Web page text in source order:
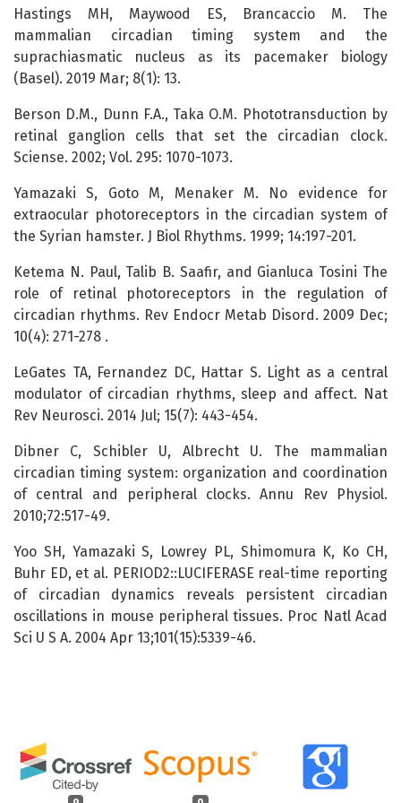
Hastings MH, Maywood ES, Brancaccio M. The
mammalian circadian timing system and the
suprachiasmatic nucleus as its pacemaker biology
(Basel). 2019 Mar; 8(1): 13.
Berson D.M., Dunn F.A., Taka O.M. Phototransduction by
retinal ganglion cells that set the circadian clock.
Sciense. 2002; Vol. 295: 1070-1073.
Yamazaki S, Goto M, Menaker M. No evidence for
extraocular photoreceptors in the circadian system of
the Syrian hamster. J Biol Rhythms. 1999; 14:197-201.
Ketema N. Paul, Talib B. Saafir, and Gianluca Tosini The
role of retinal photoreceptors in the regulation of
circadian rhythms. Rev Endocr Metab Disord. 2009 Dec;
10(4): 271-278 .
LeGates TA, Fernandez DC, Hattar S. Light as a central
modulator of circadian rhythms, sleep and affect. Nat
Rev Neurosci. 2014 Jul; 15(7): 443-454.
Dibner C, Schibler U, Albrecht U. The mammalian
circadian timing system: organization and coordination
of central and peripheral clocks. Annu Rev Physiol.
2010;72:517-49.
Yoo SH, Yamazaki S, Lowrey PL, Shimomura K, Ko CH,
Buhr ED, et al. PERIOD2::LUCIFERASE real-time reporting
of circadian dynamics reveals persistent circadian
oscillations in mouse peripheral tissues. Proc Natl Acad
Sci U S A. 2004 Apr 13;101(15):5339-46.